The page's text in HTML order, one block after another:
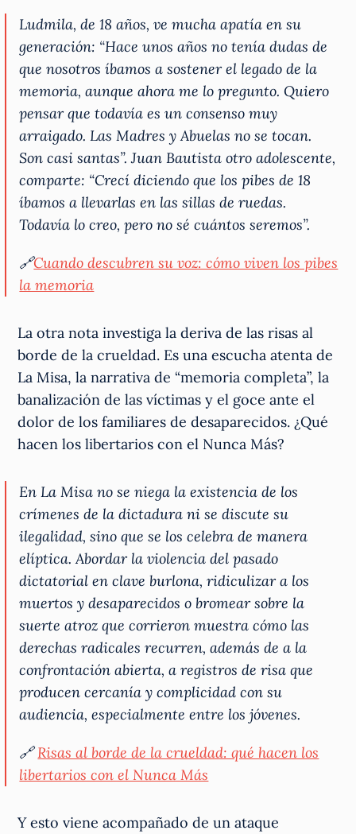
Ludmila, de 18 años, ve mucha apatía en su
generación: “Hace unos años no tenía dudas de
que nosotros íbamos a sostener el legado de la
memoria, aunque ahora me lo pregunto. Quiero
pensar que todavía es un consenso muy
arraigado. Las Madres y Abuelas no se tocan.
Son casi santas”. Juan Bautista otro adolescente,
comparte: “Crecí diciendo que los pibes de 18
íbamos a llevarlas en las sillas de ruedas.
Todavía lo creo, pero no sé cuántos seremos”.
🔗Cuando descubren su voz: cómo viven los pibes
la memoria
La otra nota investiga la deriva de las risas al
borde de la crueldad. Es una escucha atenta de
La Misa, la narrativa de “memoria completa”, la
banalización de las víctimas y el goce ante el
dolor de los familiares de desaparecidos. ¿Qué
hacen los libertarios con el Nunca Más?
En La Misa no se niega la existencia de los
crímenes de la dictadura ni se discute su
ilegalidad, sino que se los celebra de manera
elíptica. Abordar la violencia del pasado
dictatorial en clave burlona, ridiculizar a los
muertos y desaparecidos o bromear sobre la
suerte atroz que corrieron muestra cómo las
derechas radicales recurren, además de a la
confrontación abierta, a registros de risa que
producen cercanía y complicidad con su
audiencia, especialmente entre los jóvenes.
🔗Risas al borde de la crueldad: qué hacen los
libertarios con el Nunca Más
Y esto viene acompañado de un ataque